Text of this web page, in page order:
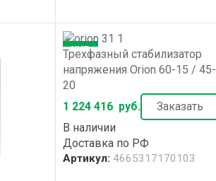
ХИТ
Трехфазный стабилизатор
напряжения Orion 60-15 / 45-
20
1 224 416 руб.
Заказать
В наличии
Доставка по РФ
Артикул: 4665317170103